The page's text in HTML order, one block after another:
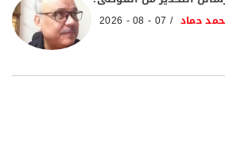
حماد 07 - 08 - 2026